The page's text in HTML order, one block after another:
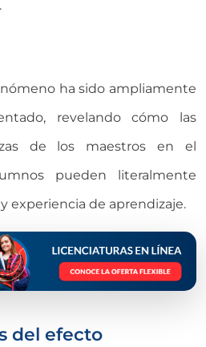
ha sido ampliamente
revelando cómo las
de los maestros en el
pueden literalmente
experiencia de aprendizaje.
del efecto